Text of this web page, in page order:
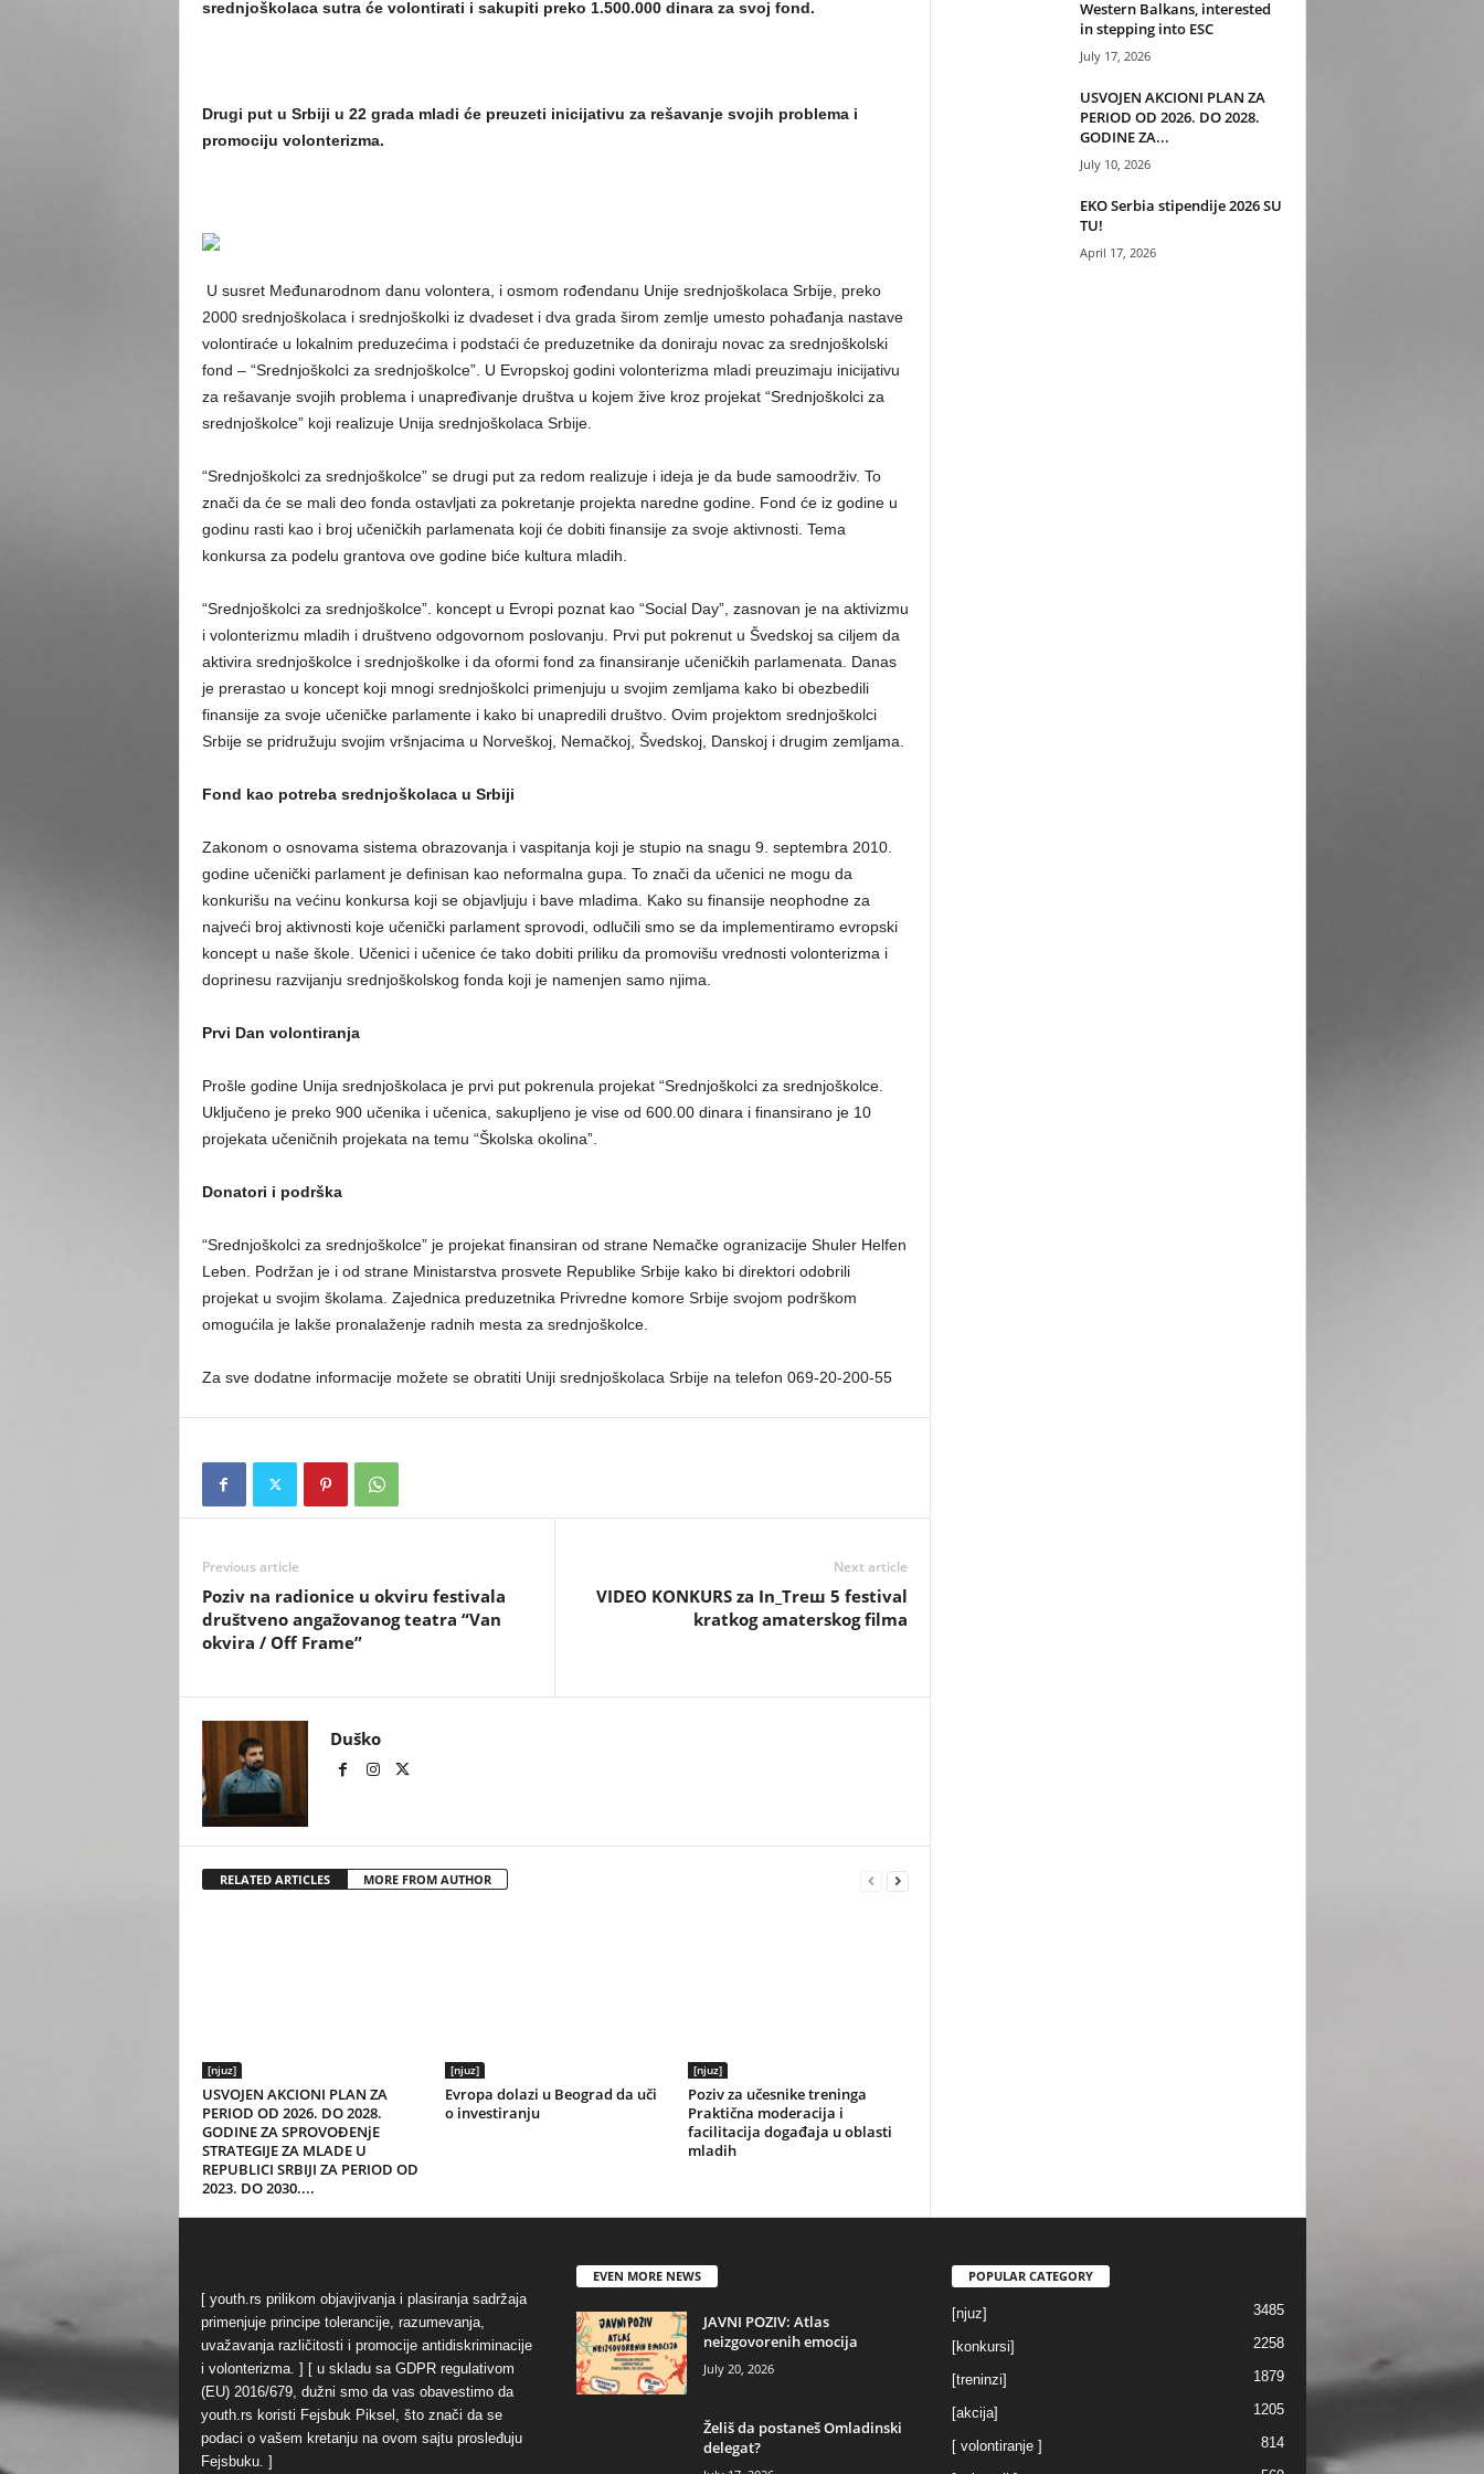
srednjoškolaca sutra će volontirati i sakupiti preko 1.500.000 dinara za svoj fond.
Drugi put u Srbiji u 22 grada mladi će preuzeti inicijativu za rešavanje svojih problema i
promociju volonterizma.
U susret Međunarodnom danu volontera, i osmom rođendanu Unije srednjoškolaca Srbije, preko
2000 srednjoškolaca i srednjoškolki iz dvadeset i dva grada širom zemlje umesto pohađanja nastave
volontiraće u lokalnim preduzećima i podstaći će preduzetnike da doniraju novac za srednjoškolski
fond – “Srednjoškolci za srednjoškolce”. U Evropskoj godini volonterizma mladi preuzimaju inicijativu
za rešavanje svojih problema i unapređivanje društva u kojem žive kroz projekat “Srednjoškolci za
srednjoškolce” koji realizuje Unija srednjoškolaca Srbije.
“Srednjoškolci za srednjoškolce” se drugi put za redom realizuje i ideja je da bude samoodrživ. To
znači da će se mali deo fonda ostavljati za pokretanje projekta naredne godine. Fond će iz godine u
godinu rasti kao i broj učeničkih parlamenata koji će dobiti finansije za svoje aktivnosti. Tema
konkursa za podelu grantova ove godine biće kultura mladih.
“Srednjoškolci za srednjoškolce”. koncept u Evropi poznat kao “Social Day”, zasnovan je na aktivizmu
i volonterizmu mladih i društveno odgovornom poslovanju. Prvi put pokrenut u Švedskoj sa ciljem da
aktivira srednjoškolce i srednjoškolke i da oformi fond za finansiranje učeničkih parlamenata. Danas
je prerastao u koncept koji mnogi srednjoškolci primenjuju u svojim zemljama kako bi obezbedili
finansije za svoje učeničke parlamente i kako bi unapredili društvo. Ovim projektom srednjoškolci
Srbije se pridružuju svojim vršnjacima u Norveškoj, Nemačkoj, Švedskoj, Danskoj i drugim zemljama.
Fond kao potreba srednjoškolaca u Srbiji
Zakonom o osnovama sistema obrazovanja i vaspitanja koji je stupio na snagu 9. septembra 2010.
godine učenički parlament je definisan kao neformalna gupa. To znači da učenici ne mogu da
konkurišu na većinu konkursa koji se objavljuju i bave mladima. Kako su finansije neophodne za
najveći broj aktivnosti koje učenički parlament sprovodi, odlučili smo se da implementiramo evropski
koncept u naše škole. Učenici i učenice će tako dobiti priliku da promovišu vrednosti volonterizma i
doprinesu razvijanju srednjoškolskog fonda koji je namenjen samo njima.
Prvi Dan volontiranja
Prošle godine Unija srednjoškolaca je prvi put pokrenula projekat “Srednjoškolci za srednjoškolce.
Uključeno je preko 900 učenika i učenica, sakupljeno je vise od 600.00 dinara i finansirano je 10
projekata učeničnih projekata na temu “Školska okolina”.
Donatori i podrška
“Srednjoškolci za srednjoškolce” je projekat finansiran od strane Nemačke ogranizacije Shuler Helfen
Leben. Podržan je i od strane Ministarstva prosvete Republike Srbije kako bi direktori odobrili
projekat u svojim školama. Zajednica preduzetnika Privredne komore Srbije svojom podrškom
omogućila je lakše pronalaženje radnih mesta za srednjoškolce.
Za sve dodatne informacije možete se obratiti Uniji srednjoškolaca Srbije na telefon 069-20-200-55
Previous article
Poziv na radionice u okviru festivala
društveno angažovanog teatra “Van
okvira / Off Frame”
Next article
VIDEO KONKURS za In_Treш 5 festival
kratkog amaterskog filma
Duško
RELATED ARTICLES MORE FROM AUTHOR
[njuz]
USVOJEN AKCIONI PLAN ZA
PERIOD OD 2026. DO 2028.
GODINE ZA SPROVOĐENjE
STRATEGIJE ZA MLADE U
REPUBLICI SRBIJI ZA PERIOD OD
2023. DO 2030....
[njuz]
Evropa dolazi u Beograd da uči
o investiranju
[njuz]
Poziv za učesnike treninga
Praktična moderacija i
facilitacija događaja u oblasti
mladih
Western Balkans, interested
in stepping into ESC
July 17, 2026
USVOJEN AKCIONI PLAN ZA
PERIOD OD 2026. DO 2028.
GODINE ZA...
July 10, 2026
EKO Serbia stipendije 2026 SU
TU!
April 17, 2026
[ youth.rs prilikom objavjivanja i plasiranja sadržaja
primenjuje principe tolerancije, razumevanja,
uvažavanja različitosti i promocije antidiskriminacije
i volonterizma. ] [ u skladu sa GDPR regulativom
(EU) 2016/679, dužni smo da vas obavestimo da
youth.rs koristi Fejsbuk Piksel, što znači da se
podaci o vašem kretanju na ovom sajtu prosleđuju
Fejsbuku. ]
EVEN MORE NEWS
JAVNI POZIV: Atlas
neizgovorenih emocija
July 20, 2026
Želiš da postaneš Omladinski
delegat?
POPULAR CATEGORY
[njuz] 3485
[konkursi] 2258
[treninzi] 1879
[akcija] 1205
[ volontiranje ] 814